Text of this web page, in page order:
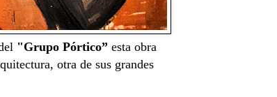
"Grupo Pórtico”esta obra
otra de sus grandes